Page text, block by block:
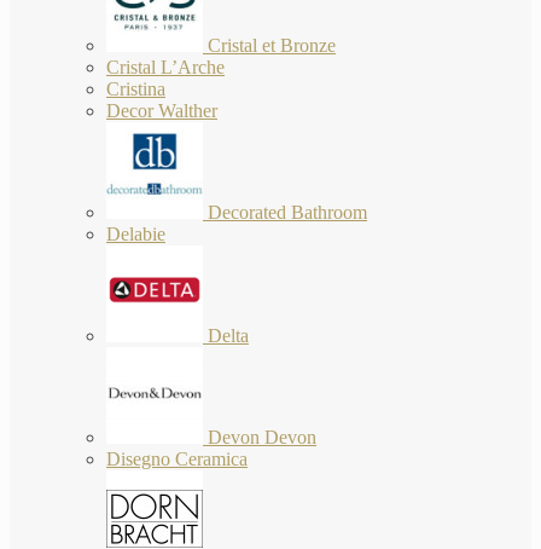
Cristal et Bronze
Cristal L’Arche
Cristina
Decor Walther
Decorated Bathroom
Delabie
Delta
Devon Devon
Disegno Ceramica